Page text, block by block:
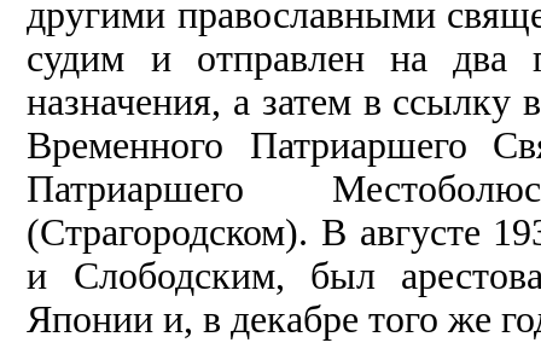
другими православными
судим и отправлен на два
назначения, а затем в
Временного Патриаршего
Патриаршего
(Страгородском). В августе
и Слободским, был
Японии и, в декабре того же